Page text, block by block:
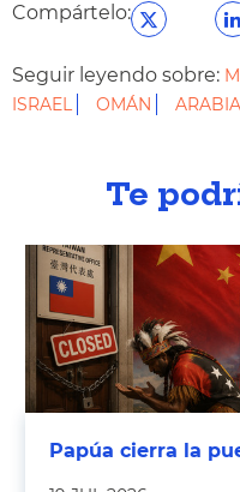
Compártelo:
Seguir leyendo sobre:
ISRAEL
OMÁN
Te
Papúa cierra la